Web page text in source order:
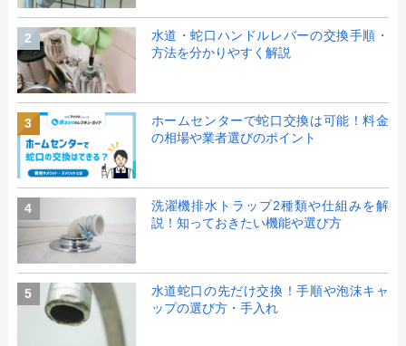
2
水道・蛇口ハンドルレバーの交換手順・
方法を分かりやすく解説
3
ホームセンターで蛇口交換は可能！料金
の相場や業者選びのポイント
4
洗濯機排水トラップ2種類や仕組みを解
説！知っておきたい機能や選び方
5
水道蛇口の先だけ交換！手順や泡沫キャ
ップの選び方・手入れ